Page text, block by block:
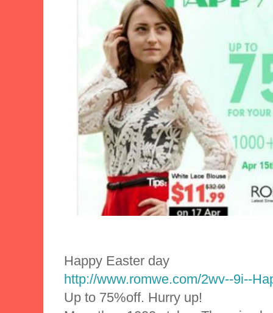
Happy Easter day
http://www.romwe.com/2wv--9i--
Up to 75%off. Hurry up!